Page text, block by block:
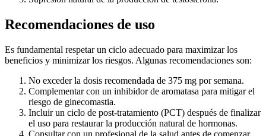
Recomendaciones de uso
Es fundamental respetar un ciclo adecuado para maximizar los
beneficios y minimizar los riesgos. Algunas recomendaciones son:
No exceder la dosis recomendada de 375 mg por semana.
Complementar con un inhibidor de aromatasa para mitigar el
riesgo de ginecomastia.
Incluir un ciclo de post-tratamiento (PCT) después de finalizar
el uso para restaurar la producción natural de hormonas.
Consultar con un profesional de la salud antes de comenzar